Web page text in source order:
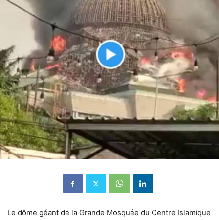
Le dôme géant de la Grande Mosquée du Centre Islamique